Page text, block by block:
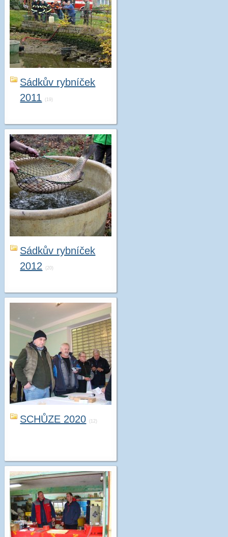
Sádkův rybníček
2011
(19)
Sádkův rybníček
2012
(20)
SCHŮZE 2020 (12)